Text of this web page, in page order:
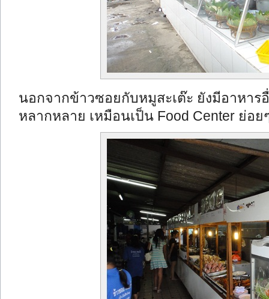
นอกจากข้าวซอยกับหมูสะเต๊ะ ยังมีอาหาร
หลากหลาย เหมือนเป็น Food Center ย่อย